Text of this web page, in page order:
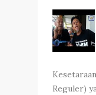
Reguler)